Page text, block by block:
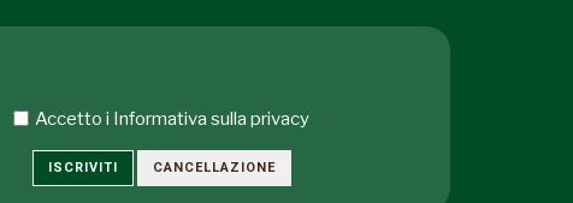
Accetto i Informativa sulla privacy
ISCRIVITI CANCELLAZIONE